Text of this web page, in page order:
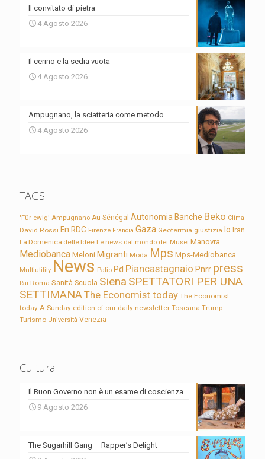
Il convitato di pietra
4 Agosto 2026
Il cerino e la sedia vuota
4 Agosto 2026
Ampugnano, la sciatteria come metodo
4 Agosto 2026
TAGS
'Für ewig' Ampugnano Au Sénégal Autonomia Banche Beko Clima
David Rossi En RDC Firenze Francia Gaza Geotermia giustizia Io Iran
La Domenica delle Idee Le news dal mondo dei Musei Manovra
Mediobanca Meloni Migranti Moda Mps Mps-Mediobanca
Multiutility News Palio Pd Piancastagnaio Pnrr press
Rai Roma Sanità Scuola Siena SPETTATORI PER UNA
SETTIMANAThe Economist today The Economist
today A Sunday edition of our daily newsletter Toscana Trump
Turismo Università Venezia
Cultura
Il Buon Governo non è un esame di coscienza
9 Agosto 2026
The Sugarhill Gang – Rapper’s Delight